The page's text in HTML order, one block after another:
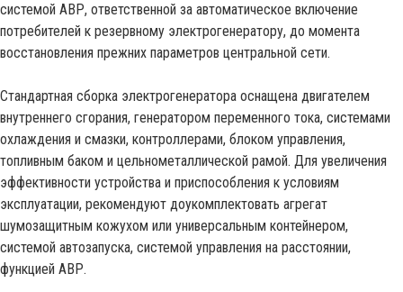
системой АВР, ответственной за автоматическое включение
потребителей к резервному электрогенератору, до момента
восстановления прежних параметров центральной сети.
Стандартная сборка электрогенератора оснащена двигателем
внутреннего сгорания, генератором переменного тока, системами
охлаждения и смазки, контроллерами, блоком управления,
топливным баком и цельнометаллической рамой. Для увеличения
эффективности устройства и приспособления к условиям
эксплуатации, рекомендуют доукомплектовать агрегат
шумозащитным кожухом или универсальным контейнером,
системой автозапуска, системой управления на расстоянии,
функцией АВР.